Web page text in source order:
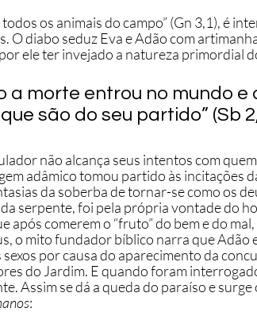
os animais do campo” (Gn 3,1), é
O diabo seduz Eva e Adão com
ele ter invejado a natureza primordial
a morte entrou no mundo e
são do seu partido” (Sb
não alcança seus intentos com
adâmico tomou partido às incitações
da soberba de tornar-se como os
serpente, foi pela própria vontade do
após comerem o “fruto” do bem e do
o mito fundador bíblico narra que Adão
por causa do aparecimento da
do Jardim. E quando foram
Assim se dá a queda do paraíso e surge
: